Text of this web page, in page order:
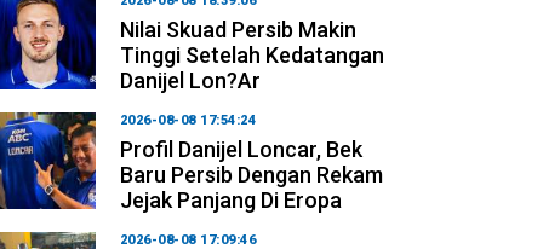
Nilai Skuad Persib Makin
Tinggi Setelah Kedatangan
Danijel Lon?ar
2026-08-08 17:54:24
Profil Danijel Loncar, Bek
Baru Persib Dengan Rekam
Jejak Panjang Di Eropa
2026-08-08 17:09:46